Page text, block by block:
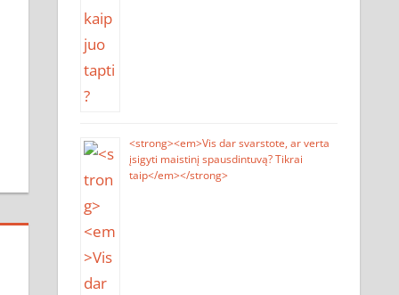
<strong><em>Vis dar svarstote, ar verta
įsigyti maistinį spausdintuvą? Tikrai
taip</em></strong>